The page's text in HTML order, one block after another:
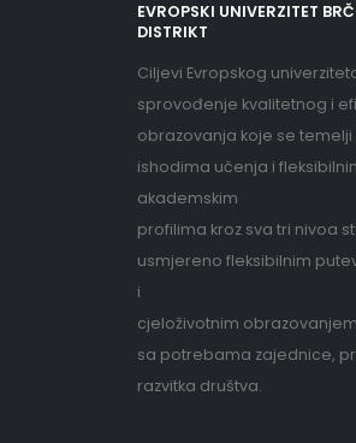
EVROPSKI UNIVERZITET
DISTRIKT
Ciljevi Evropskog
sprovođenje kvalitetnog i
obrazovanja koje se temelji
ishodima učenja i
akademskim
profilima kroz sva tri nivoa
usmjereno fleksibilnim
i
cjeloživotnim
sa potrebama zajednice,
razvitka društva.